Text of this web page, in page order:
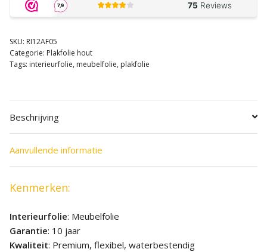
SKU: RI12AF05
Categorie: Plakfolie hout
Tags: interieurfolie, meubelfolie, plakfolie
Beschrijving
Aanvullende informatie
Kenmerken:
Interieurfolie: Meubelfolie
Garantie: 10 jaar
Kwaliteit: Premium, flexibel, waterbestendig